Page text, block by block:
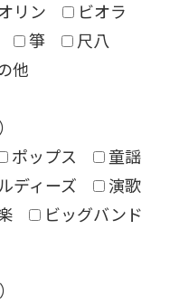
リン
ビオラ
箏
尺八
他
ポップス
童謡
ディーズ
演歌
ビッグバンド